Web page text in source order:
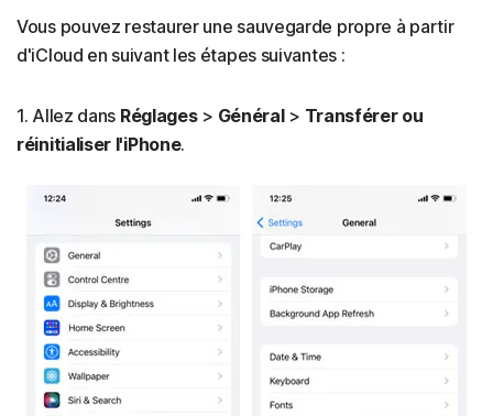
Vous pouvez restaurer une sauvegarde propre à partir
d'iCloud en suivant les étapes suivantes :
1. Allez dans Réglages> Général> Transférer ou
réinitialiser l'iPhone.